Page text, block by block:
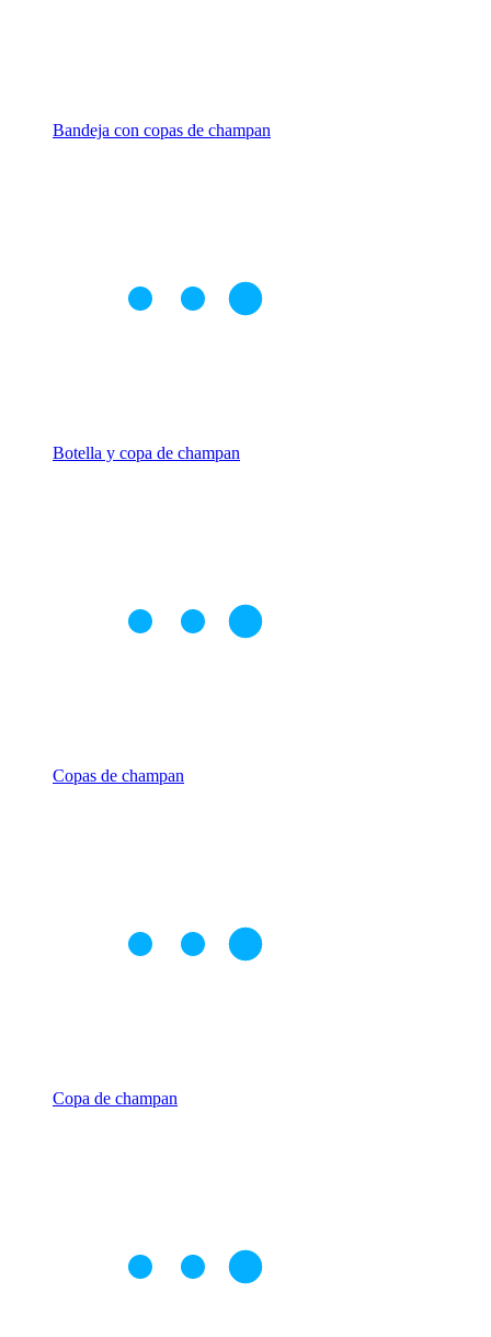
Bandeja con copas de champan
Botella y copa de champan
Copas de champan
Copa de champan